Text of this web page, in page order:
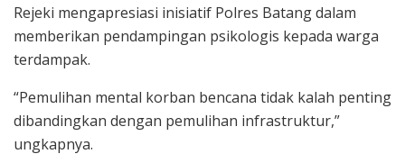
Rejeki mengapresiasi inisiatif Polres Batang dalam
memberikan pendampingan psikologis kepada warga
terdampak.
“Pemulihan mental korban bencana tidak kalah penting
dibandingkan dengan pemulihan infrastruktur,”
ungkapnya.